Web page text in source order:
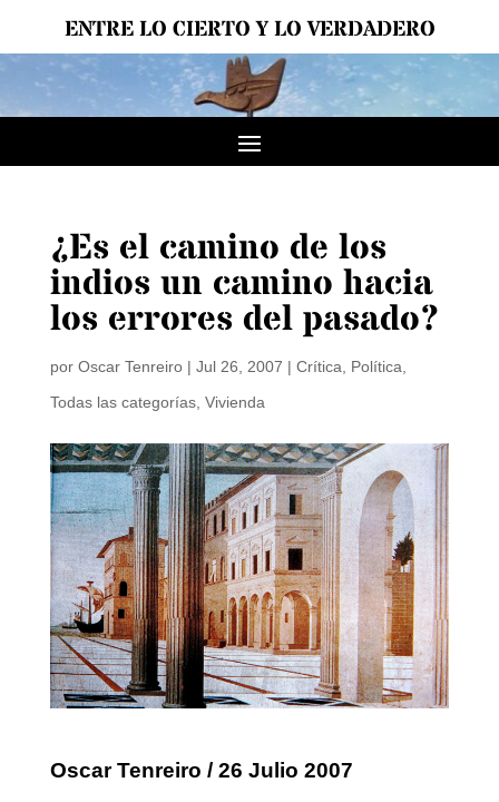
ENTRE LO CIERTO Y LO VERDADERO
¿Es el camino de los
indios un camino hacia
los errores del pasado?
por Oscar Tenreiro| Jul 26, 2007 | Crítica Política
Todas las categorías, Vivienda
Oscar Tenreiro / 26 Julio 2007